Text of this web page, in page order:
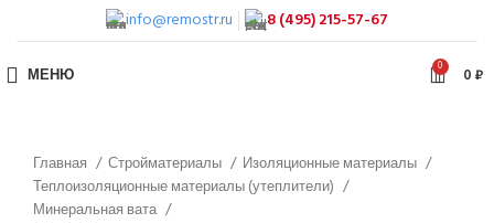
info@remostr.ru 8 (495) 215-57-67
МЕНЮ 0 0₽
Главная Стройматериалы
Изоляционные материалы
Теплоизоляционные материалы (утеплители)
Минеральная вата